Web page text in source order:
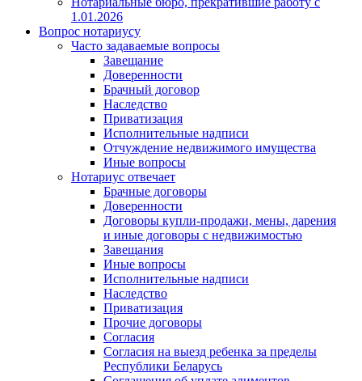
1.01.2026
Вопрос нотариусу
Часто задаваемые вопросы
Завещание
Доверенности
Брачный договор
Наследство
Приватизация
Исполнительные надписи
Отчуждение недвижимого имущества
Иные вопросы
Нотариус отвечает
Брачные договоры
Доверенности
Договоры купли-продажи, мены, дарения
и иные договоры с недвижимостью
Завещания
Иные вопросы
Исполнительные надписи
Наследство
Приватизация
Прочие договоры
Согласия
Согласия на выезд ребенка за пределы
Республики Беларусь